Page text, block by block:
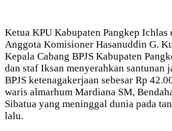
Ketua KPU Kabupaten Pangkep
Anggota Komisioner Hasanuddin G.
Kepala Cabang BPJS Kabupaten
dan staf Iksan menyerahkan santunan
BPJS ketenagakerjaan sebesar Rp
waris almarhum Mardiana SM,
Sibatua yang meninggal dunia pada
lalu.